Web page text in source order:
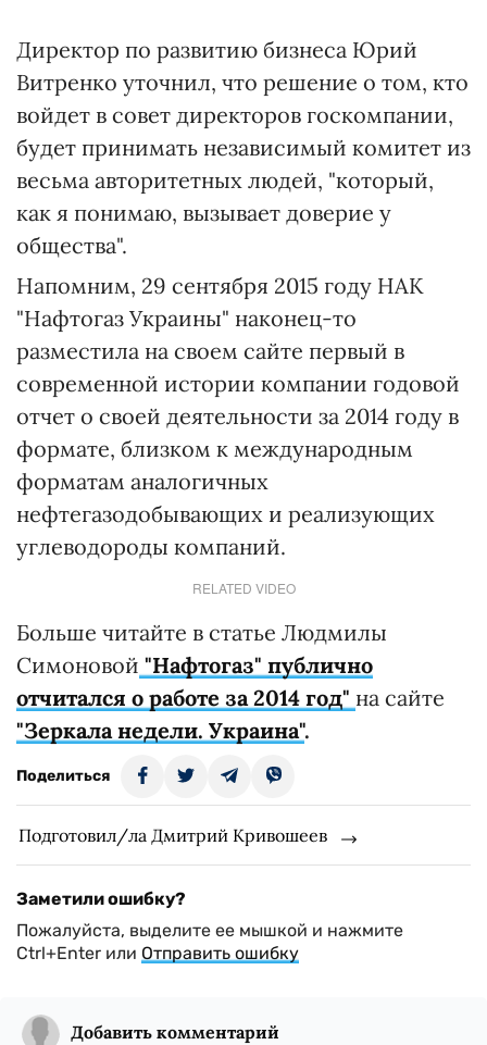
Директор по развитию бизнеса Юрий
Витренко уточнил, что решение о том, кто
войдет в совет директоров госкомпании,
будет принимать независимый комитет из
весьма авторитетных людей, "который,
как я понимаю, вызывает доверие у
общества".
Напомним, 29 сентября 2015 году НАК
"Нафтогаз Украины" наконец-то
разместила на своем сайте первый в
современной истории компании годовой
отчет о своей деятельности за 2014 году в
формате, близком к международным
форматам аналогичных
нефтегазодобывающих и реализующих
углеводороды компаний.
RELATED VIDEO
Больше читайте в статье Людмилы
Симоновой "Нафтогаз" публично
отчитался о работе за 2014 год" на сайте
"Зеркала недели. Украина".
Поделиться
Подготовил/ла Дмитрий Кривошеев
Заметили ошибку?
Пожалуйста, выделите ее мышкой и нажмите
Ctrl+Enter или Отправить ошибку
Добавить комментарий